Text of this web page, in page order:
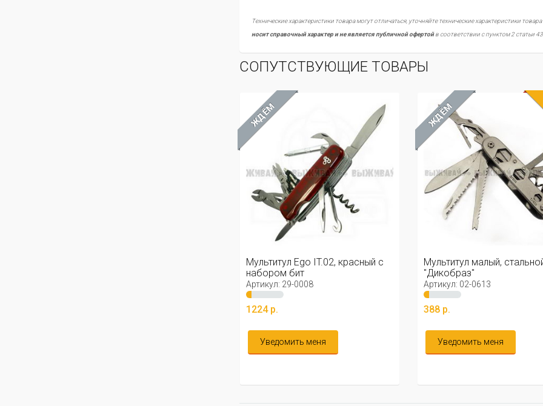
Технические характеристики товара могут отличаться, уточняйте технические характеристики
носит справочный характер и не является публичной офертойв соответствии с пунктом 2 статьи
СОПУТСТВУЮЩИЕ ТОВАРЫ
ЖДЁМ
Мультитул Ego IT.02, красный с
набором бит
Артикул: 29-0008
1224 р.
Уведомить меня
ЖДЁМ
Мультитул малый,
"Дикобраз"
Артикул: 02-0613
388 р.
Уведомить меня